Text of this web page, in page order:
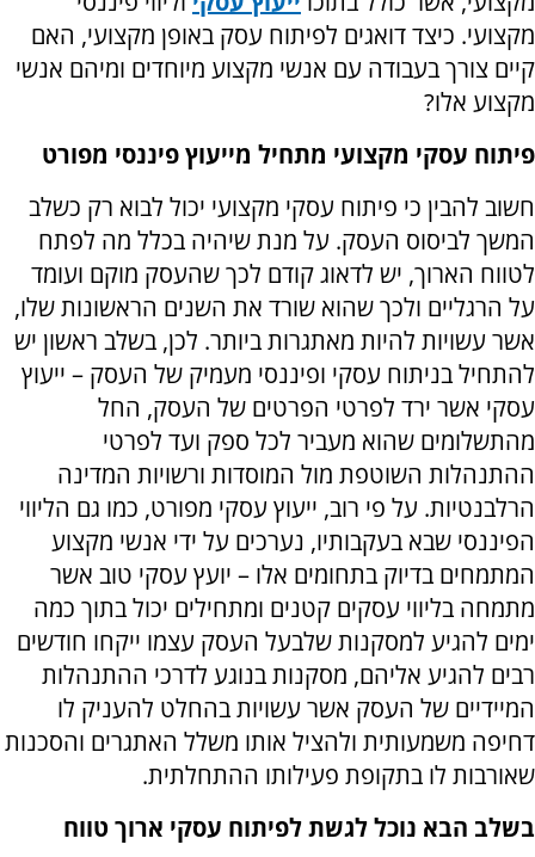
מקצועי. כיצד דואגים לפיתוח עסק באופן מקצועי, האם
קיים צורך בעבודה עם אנשי מקצוע מיוחדים ומיהם אנשי
מקצוע אלו?
פיתוח עסקי מקצועי מתחיל מייעוץ פיננסי מפורט
חשוב להבין כי פיתוח עסקי מקצועי יכול לבוא רק כשלב
המשך לביסוס העסק. על מנת שיהיה בכלל מה לפתח
לטווח הארוך, יש לדאוג קודם לכך שהעסק מוקם ועומד
על הרגליים ולכך שהוא שורד את השנים הראשונות שלו,
אשר עשויות להיות מאתגרות ביותר. לכן, בשלב ראשון יש
להתחיל בניתוח עסקי ופיננסי מעמיק של העסק – ייעוץ
עסקי אשר ירד לפרטי הפרטים של העסק, החל
מהתשלומים שהוא מעביר לכל ספק ועד לפרטי
ההתנהלות השוטפת מול המוסדות ורשויות המדינה
הרלבנטיות. על פי רוב, ייעוץ עסקי מפורט, כמו גם הליווי
הפיננסי שבא בעקבותיו, נערכים על ידי אנשי מקצוע
המתמחים בדיוק בתחומים אלו – יועץ עסקי טוב אשר
מתמחה בליווי עסקים קטנים ומתחילים יכול בתוך כמה
ימים להגיע למסקנות שלבעל העסק עצמו ייקחו חודשים
רבים להגיע אליהם, מסקנות בנוגע לדרכי ההתנהלות
המיידיים של העסק אשר עשויות בהחלט להעניק לו
דחיפה משמעותית ולהציל אותו משלל האתגרים והסכנות
שאורבות לו בתקופת פעילותו ההתחלתית.
בשלב הבא נוכל לגשת לפיתוח עסקי ארוך טווח